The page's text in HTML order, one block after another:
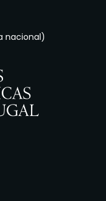
nacional)